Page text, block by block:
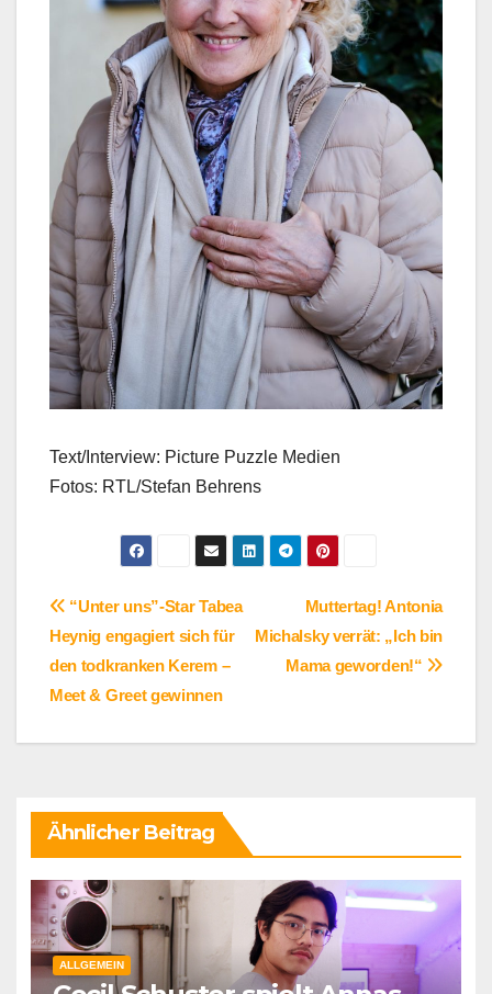
Text/Interview: Picture Puzzle Medien
Fotos: RTL/Stefan Behrens
BeitragsnavigationMuttertag! Antonia
Michalsky verrät: „Ich bin
Mama geworden!“
“Unter uns”-Star Tabea
Heynig engagiert sich für
den todkranken Kerem –
Meet & Greet gewinnen
Ähnlicher Beitrag
ALLGEMEIN